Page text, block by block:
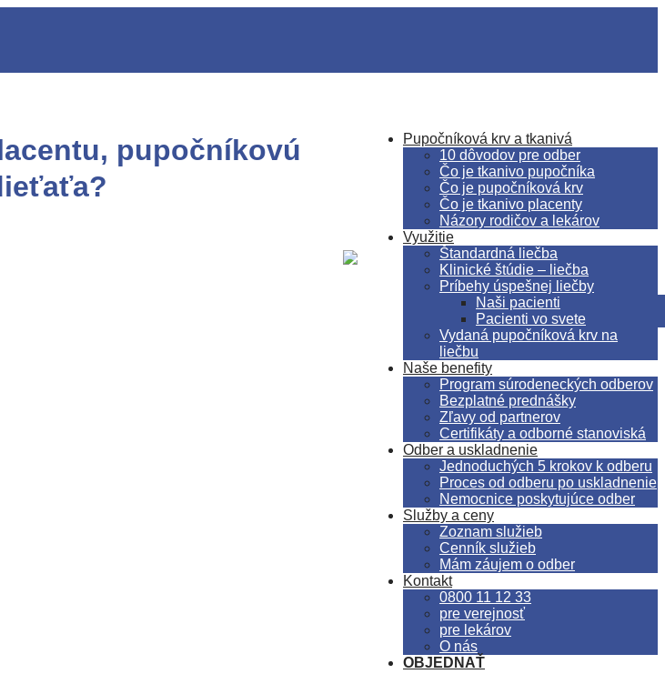
Pupočníková krv a tkanivá
10 dôvodov pre odber
Čo je tkanivo pupočníka
Čo je pupočníková krv
Čo je tkanivo placenty
Názory rodičov a lekárov
Využitie
Štandardná liečba
Klinické štúdie – liečba
Príbehy úspešnej liečby
Naši pacienti
Pacienti vo svete
Vydaná pupočníková krv na
liečbu
Naše benefity
Program súrodeneckých odberov
Bezplatné prednášky
Zľavy od partnerov
Certifikáty a odborné stanoviská
Odber a uskladnenie
Jednoduchých 5 krokov k odberu
Proces od odberu po uskladnenie
Nemocnice poskytujúce odber
Služby a ceny
Zoznam služieb
Cenník služieb
Mám záujem o odber
Kontakt
0800 11 12 33
pre verejnosť
pre lekárov
O nás
OBJEDNAŤ
pupočníkovú